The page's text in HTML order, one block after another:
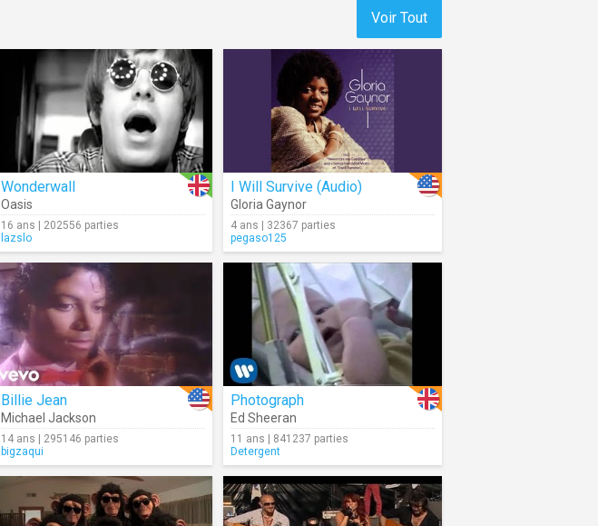
Voir Tout
Wonderwall
Oasis
16 ans | 202556 parties
lazslo
I Will Survive (Audio)
Gloria Gaynor
4 ans | 32367 parties
pegaso125
Billie Jean
Michael Jackson
14 ans | 295146 parties
bigzaqui
Photograph
Ed Sheeran
11 ans | 841237 parties
Detergent